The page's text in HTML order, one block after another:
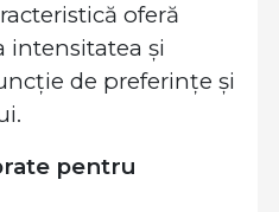
oferă
intensitatea și
de preferințe și
pentru